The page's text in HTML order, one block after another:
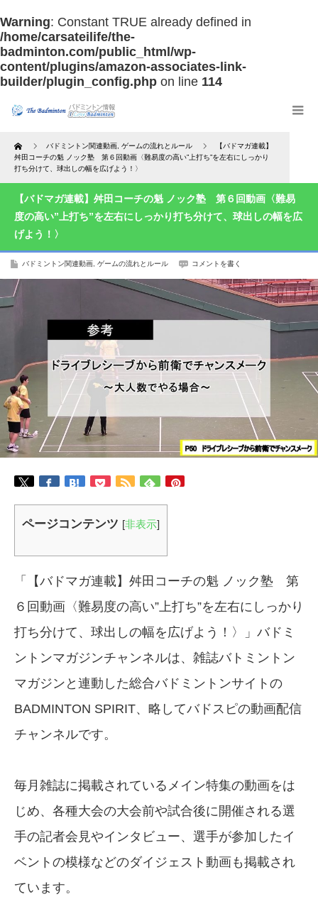
Warning: Constant TRUE already defined in
/home/carsateilife/the-
badminton.com/public_html/wp-
content/plugins/amazon-associates-link-
builder/plugin_config.php on line 114
Home バドミントン関連動画 ゲームの流れとルール
【バドマガ連載】
舛田コーチの魁 ノック塾 第６回動画〈難易度の高い”上打ち”を左右にしっかり
打ち分けて、球出しの幅を広げよう！〉
【バドマガ連載】舛田コーチの魁 ノック塾 第６回動画〈難易
度の高い”上打ち”を左右にしっかり打ち分けて、球出しの幅を広
げよう！〉
バドミントン関連動画 ゲームの流れとルール コメントを書く
ページコンテンツ [非表示]
「【バドマガ連載】舛田コーチの魁 ノック塾 第
６回動画〈難易度の高い”上打ち”を左右にしっかり
打ち分けて、球出しの幅を広げよう！〉」バドミ
ントンマガジンチャンネルは、雑誌バトミントン
マガジンと連動した総合バドミントンサイトの
BADMINTON SPIRIT、略してバドスピの動画配信
チャンネルです。
毎月雑誌に掲載されているメイン特集の動画をは
じめ、各種大会の大会前や試合後に開催される選
手の記者会見やインタビュー、選手が参加したイ
ベントの模様などのダイジェスト動画も掲載され
ています。